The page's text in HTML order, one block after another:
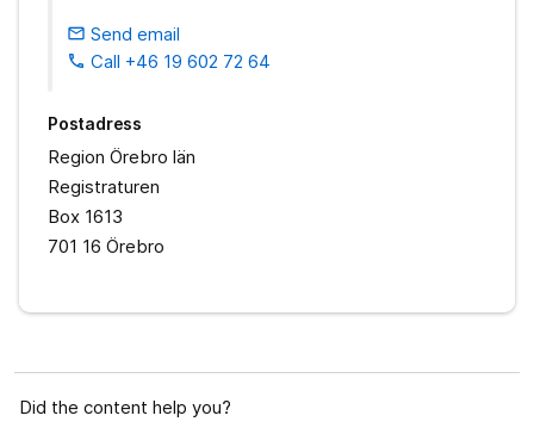
email Send email
phone Call +46 19 602 72 64
Postadress
Region Örebro län
Registraturen
Box 1613
701 16 Örebro
Did the content help you?